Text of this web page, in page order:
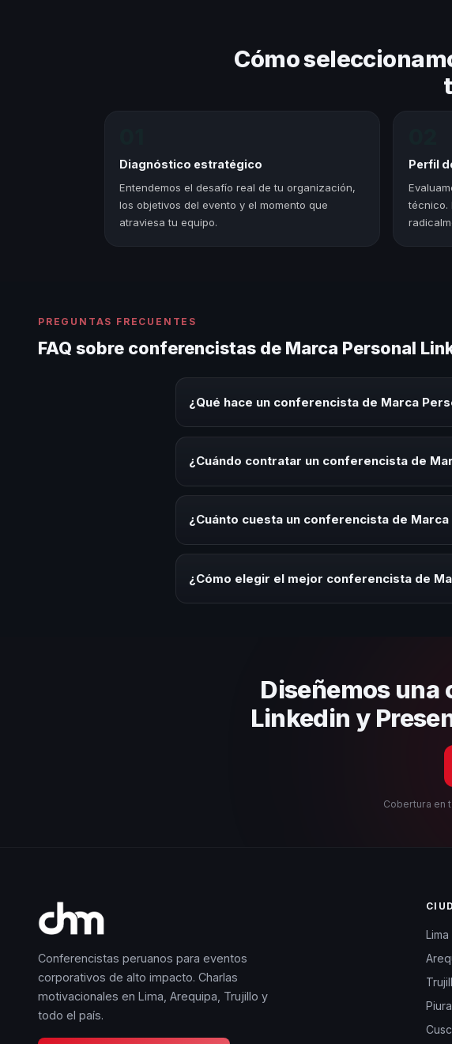
Cómo
Diagnóstico estratégico
Entendemos el desafío real de tu organización,
los objetivos del evento y el momento que
atraviesa tu equipo.
Perfil
técnico.
PREGUNTAS FRECUENTES
FAQ sobre conferencistas de Marca Personal
¿Qué hace un conferencista de Marca
herramientas aplicables para la audiencia.
¿Cuándo contratar un conferencista de
¿Cuánto cuesta un conferencista de
¿Cómo elegir el mejor conferencista de
Diseñemos una
Linkedin y
Cobertura en
Conferencistas peruanos para eventos
corporativos de alto impacto. Charlas
motivacionales en Lima, Arequipa, Trujillo y
todo el país.
Lima
Piura